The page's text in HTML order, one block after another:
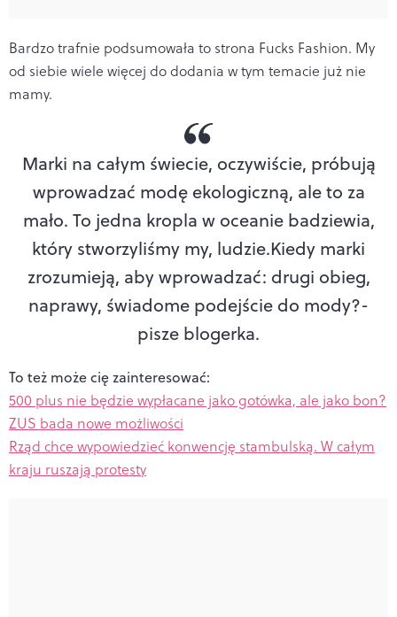
Bardzo trafnie podsumowała to strona Fucks Fashion. My
od siebie wiele więcej do dodania w tym temacie już nie
mamy.
Marki na całym świecie, oczywiście, próbują
wprowadzać modę ekologiczną, ale to za
mało. To jedna kropla w oceanie badziewia,
który stworzyliśmy my, ludzie.Kiedy marki
zrozumieją, aby wprowadzać: drugi obieg,
naprawy, świadome podejście do mody?-
pisze blogerka.
To też może cię zainteresować:
500 plus nie będzie wypłacane jako gotówka, ale jako bon?
ZUS bada nowe możliwości
Rząd chce wypowiedzieć konwencję stambulską. W całym
kraju ruszają protesty